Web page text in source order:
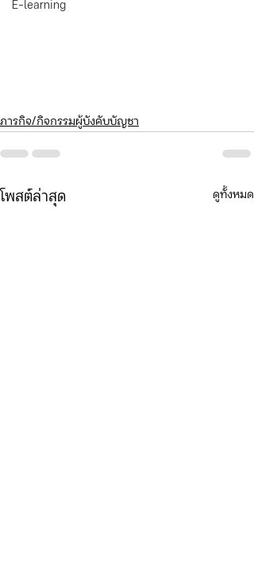
E-learning
ภารกิจ/กิจกรรมผู้บังคับบัญชา
โพสต์ล่าสุด ดูทั้งหมด